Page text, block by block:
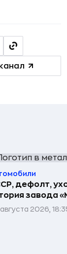
дефолт,
завода
2026,